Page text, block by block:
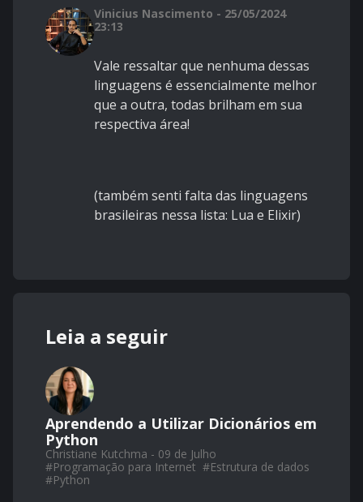
Vinicius Nascimento - 25/05/2024
23:13
Vale ressaltar que nenhuma dessas
linguagens é essencialmente melhor
que a outra, todas brilham em sua
respectiva área!
(também senti falta das linguagens
brasileiras nessa lista: Lua e Elixir)
Leia a seguir
Aprendendo a Utilizar Dicionários em
Python
Christiane Kutchma - 09 de Julho
#Programação para Internet #Estrutura de dados
#Python